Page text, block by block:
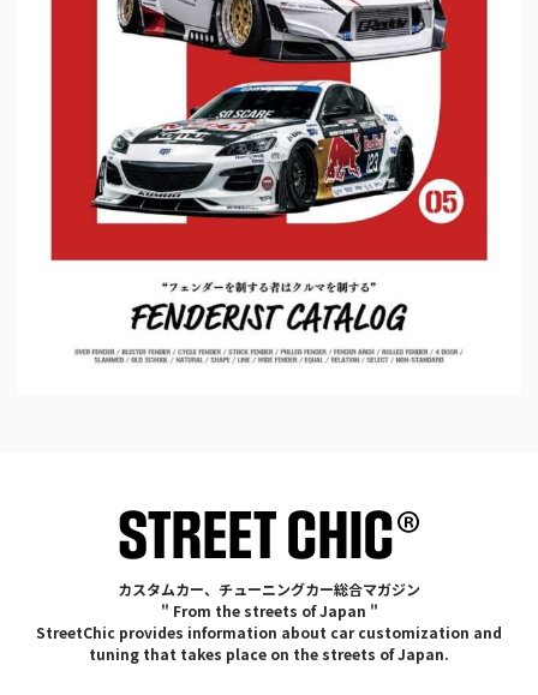
カスタムカー、チューニングカー総合マガジン
" From the streets of Japan "
StreetChic provides information about car customization and
tuning that takes place on the streets of Japan.